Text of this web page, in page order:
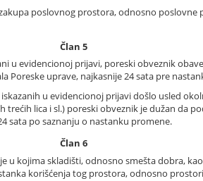
poslovnog prostora, odnosno
Član 5
u evidencionoj prijavi, poreski obveznik
uprave, najkasnije 24 sata pre
u evidencionoj prijavi došlo usled
trećih lica i sl.) poreski obveznik je dužan da
sata po saznanju o nastanku promene.
Član 6
kojima skladišti, odnosno smešta dobra,
korišćenja tog prostora, odnosno